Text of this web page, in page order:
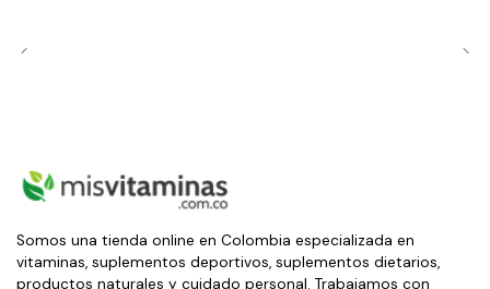
Somos una tienda online en Colombia especializada en
vitaminas, suplementos deportivos, suplementos dietarios,
productos naturales y cuidado personal. Trabajamos con